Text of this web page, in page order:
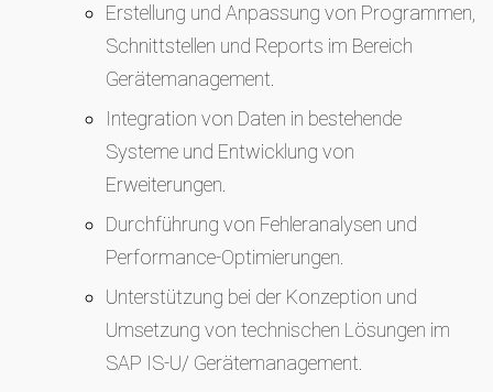
Erstellung und Anpassung von Programmen,
Schnittstellen und Reports im Bereich
Gerätemanagement.
Integration von Daten in bestehende
Systeme und Entwicklung von
Erweiterungen.
Durchführung von Fehleranalysen und
Performance-Optimierungen.
Unterstützung bei der Konzeption und
Umsetzung von technischen Lösungen im
SAP IS-U/ Gerätemanagement.